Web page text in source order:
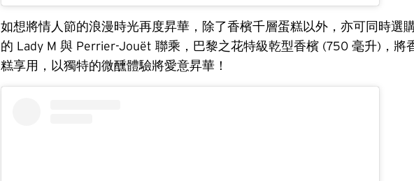
如想將情人節的浪漫時光再度昇華，除了香檳千層蛋糕以外，亦可同時選
的 Lady M 與 Perrier-Jouët 聯乘，巴黎之花特級乾型香檳 (750 毫升)，將
糕享用，以獨特的微醺體驗將愛意昇華！